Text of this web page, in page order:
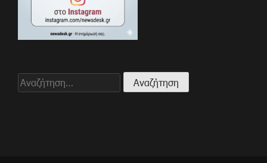
Αναζήτηση
για: